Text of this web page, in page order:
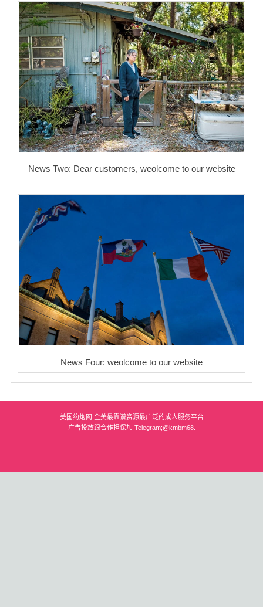
News Two: Dear customers, weolcome to our website
News Four: weolcome to our website
美国约炮网 全美最靠谱资源最广泛的成人服务平台
广告投放跟合作担保加 Telegram;@kmbm68.